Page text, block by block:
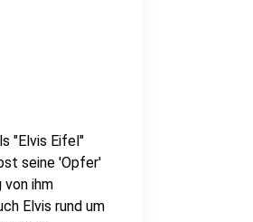
"Elvis Eifel"
seine 'Opfer'
von ihm
Elvis rund um